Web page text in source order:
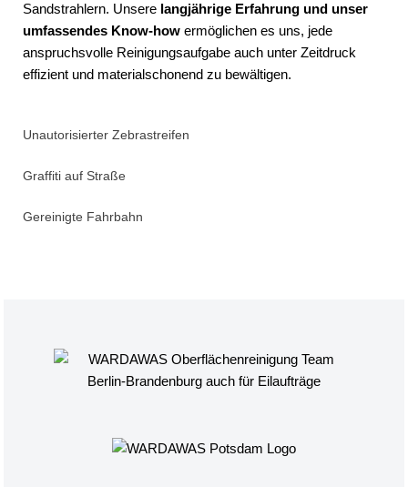
Sandstrahlern. Unsere langjährige Erfahrung und unser
umfassendes Know-how ermöglichen es uns, jede
anspruchsvolle Reinigungsaufgabe auch unter Zeitdruck
effizient und materialschonend zu bewältigen.
Unautorisierter Zebrastreifen
Graffiti auf Straße
Gereinigte Fahrbahn